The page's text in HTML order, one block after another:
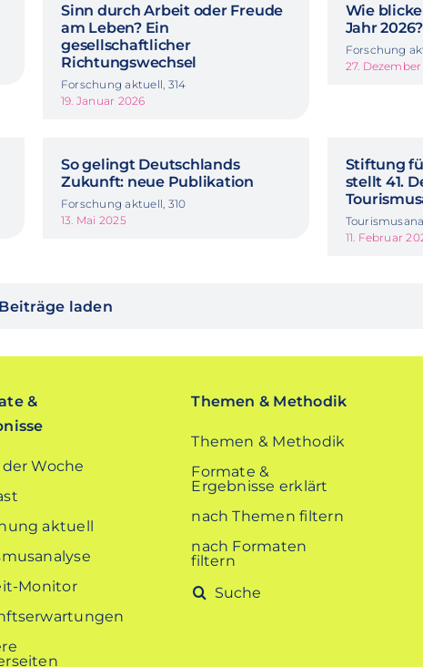
Sinn durch Arbeit oder Freude
am Leben? Ein
gesellschaftlicher
Richtungswechsel
Forschung aktuell, 314
19. Januar 2026
Wie
Jahr 2026?
Forschung
27.
So gelingt Deutschlands
Zukunft: neue Publikation
Forschung aktuell, 310
13. Mai 2025
Stiftung
stellt 41.
11. Februar
laden
&
Woche
aktuell
Monitor
Themen & Methodik
Themen & Methodik
Formate &
Ergebnisse erklärt
nach Themen filtern
nach Formaten
filtern
Suche